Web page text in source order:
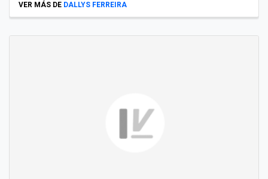
VER MÁS DE DALLYS FERREIRA